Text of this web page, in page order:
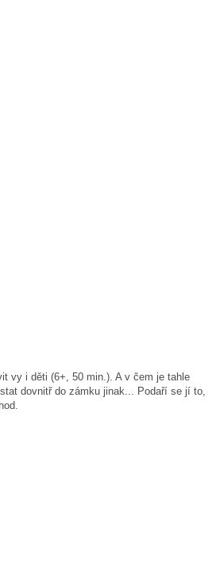
vy i děti (6+, 50 min.). A v čem je tahle
dovnitř do zámku jinak... Podaří se jí to,